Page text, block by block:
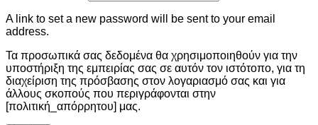
A link to set a new password will be sent to your email
address.
Τα προσωπικά σας δεδομένα θα χρησιμοποιηθούν για την
υποστήριξη της εμπειρίας σας σε αυτόν τον ιστότοπο, για τη
διαχείριση της πρόσβασης στον λογαριασμό σας και για
άλλους σκοπούς που περιγράφονται στην
[πολιτική_απόρρητου] μας.